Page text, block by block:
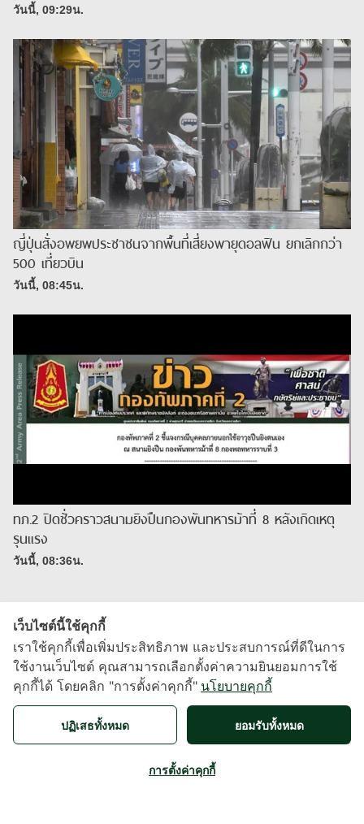
วันนี้, 09:29น.
ญี่ปุ่นสั่งอพยพประชาชนจากพื้นที่เสี่ยงพายุดอลฟิน ยกเลิกกว่า
500 เที่ยวบิน
วันนี้, 08:45น.
ทภ.2 ปิดชั่วคราวสนามยิงปืนกองพันทหารม้าที่ 8 หลังเกิดเหตุ
รุนแรง
วันนี้, 08:36น.
Contact | Term of use
Developed byMarketingEdge
เว็บไซต์นี้ใช้คุกกี้
เราใช้คุกกี้เพื่อเพิ่มประสิทธิภาพ และประสบการณ์ที่ดีในการ
ใช้งานเว็บไซต์ คุณสามารถเลือกตั้งค่าความยินยอมการใช้
คุกกี้ได้ โดยคลิก "การตั้งค่าคุกกี้" นโยบายคุกกี้
ปฏิเสธทั้งหมด ยอมรับทั้งหมด
การตั้งค่าคุกกี้